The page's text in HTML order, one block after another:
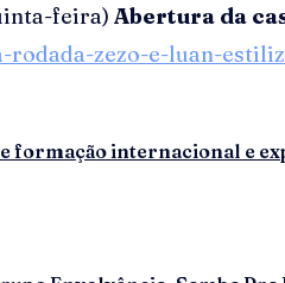
feira) Abertura da
zezo-e-luan-
formação internacional e